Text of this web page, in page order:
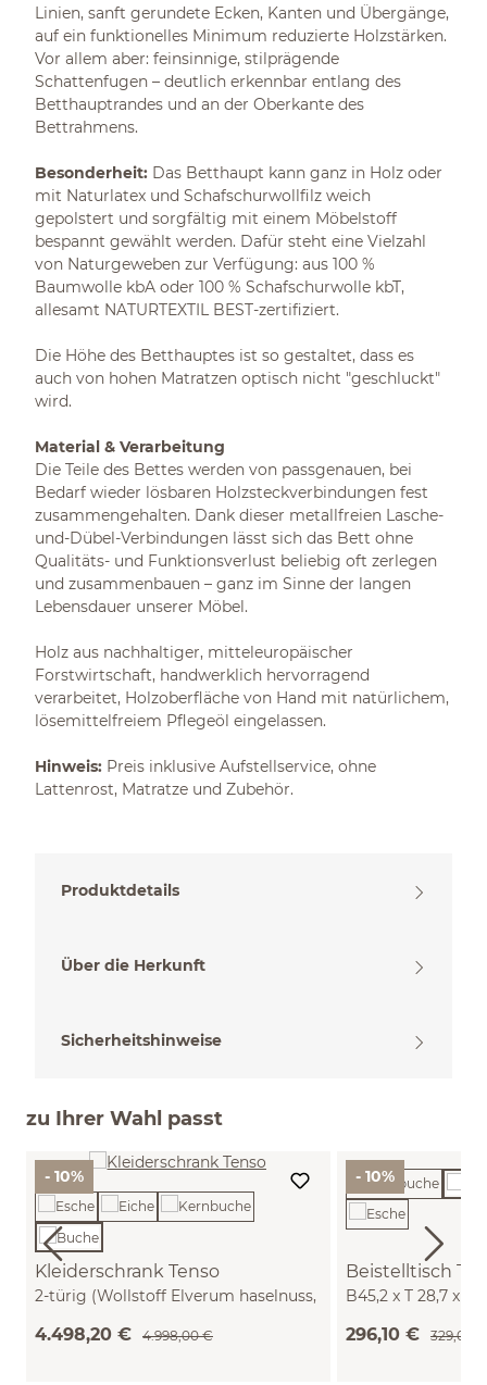
Linien, sanft gerundete Ecken, Kanten und Übergänge,
auf ein funktionelles Minimum reduzierte Holzstärken.
Vor allem aber: feinsinnige, stilprägende
Schattenfugen – deutlich erkennbar entlang des
Betthauptrandes und an der Oberkante des
Bettrahmens.
Besonderheit: Das Betthaupt kann ganz in Holz oder
mit Naturlatex und Schafschurwollfilz weich
gepolstert und sorgfältig mit einem Möbelstoff
bespannt gewählt werden. Dafür steht eine Vielzahl
von Naturgeweben zur Verfügung: aus 100 %
Baumwolle kbA oder 100 % Schafschurwolle kbT,
allesamt NATURTEXTIL BEST-zertifiziert.
Die Höhe des Betthauptes ist so gestaltet, dass es
auch von hohen Matratzen optisch nicht "geschluckt"
wird.
Material & Verarbeitung
Die Teile des Bettes werden von passgenauen, bei
Bedarf wieder lösbaren Holzsteckverbindungen fest
zusammengehalten. Dank dieser metallfreien Lasche-
und-Dübel-Verbindungen lässt sich das Bett ohne
Qualitäts- und Funktionsverlust beliebig oft zerlegen
und zusammenbauen – ganz im Sinne der langen
Lebensdauer unserer Möbel.
Holz aus nachhaltiger, mitteleuropäischer
Forstwirtschaft, handwerklich hervorragend
verarbeitet, Holzoberfläche von Hand mit natürlichem,
lösemittelfreiem Pflegeöl eingelassen.
Hinweis: Preis inklusive Aufstellservice, ohne
Lattenrost, Matratze und Zubehör.
Produktdetails
Über die Herkunft
Sicherheitshinweise
zu Ihrer Wahl passt
- 10%
Kleiderschrank Tenso
2-türig (Wollstoff Elverum haselnuss,
4.498,20 € 4.998,00 €
- 10%
Beistelltisch
B45,2 x T 28,7 x
296,10 € 329,00 €